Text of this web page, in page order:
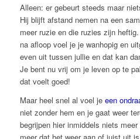
Alleen: er gebeurt steeds maar
Hij blijft afstand nemen na een
meer ruzie en die ruzies zijn
na afloop voel je je wanhopig en
even uit tussen jullie en dat kan
Je bent nu vrij om je leven op te
dat voelt goed!
Maar heel snel al voel je een
niet zonder hem en je gaat weer
begrijpen hier inmiddels niets